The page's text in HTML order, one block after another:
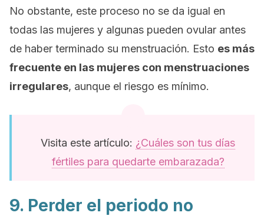
No obstante, este proceso no se da igual en
todas las mujeres y algunas pueden ovular antes
de haber terminado su menstruación. Esto es más
frecuente en las mujeres con menstruaciones
irregulares, aunque el riesgo es mínimo.
Visita este artículo: ¿Cuáles son tus días
fértiles para quedarte embarazada?
9. Perder el periodo no